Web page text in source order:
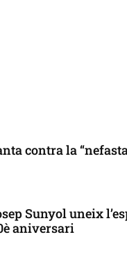
contra la
Sunyol uneix
aniversari